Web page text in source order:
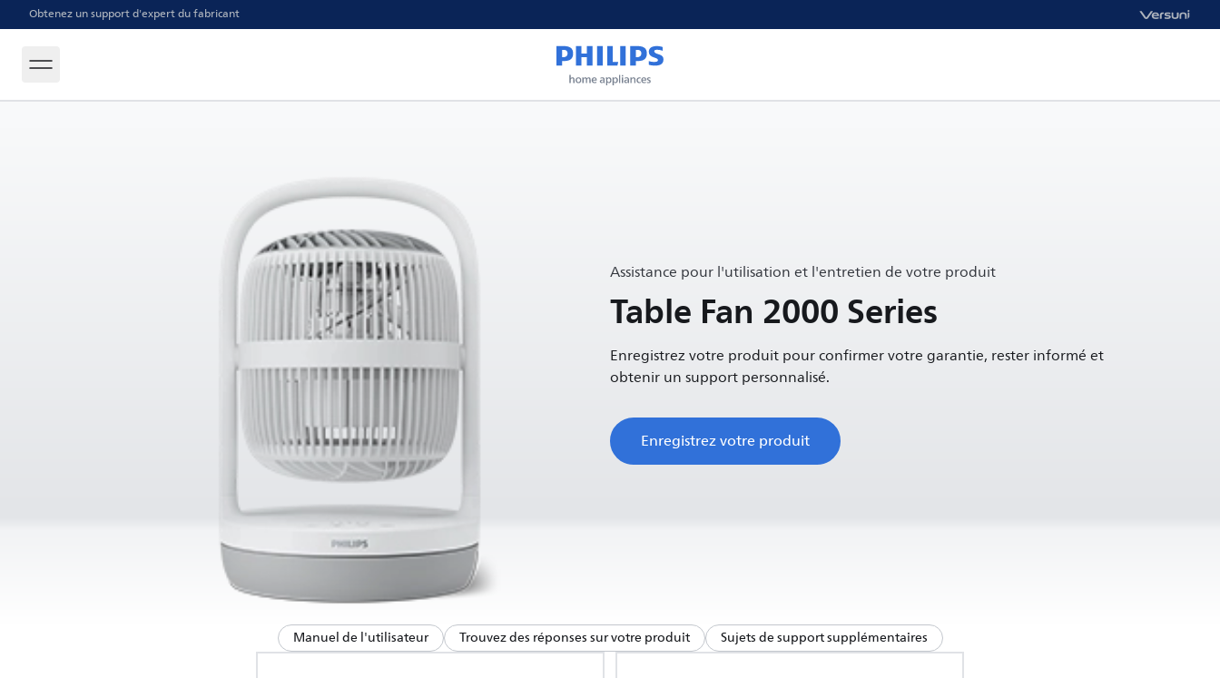
Obtenez un support d'expert du fabricant
Assistance pour l'utilisation et l'entretien de votre produit
Table Fan 2000 Series
Enregistrez votre produit pour confirmer votre garantie, rester informé et
obtenir un support personnalisé.
Enregistrez votre produit
Manuel de l'utilisateur Trouvez des réponses sur votre produit Sujets de support supplémentaires